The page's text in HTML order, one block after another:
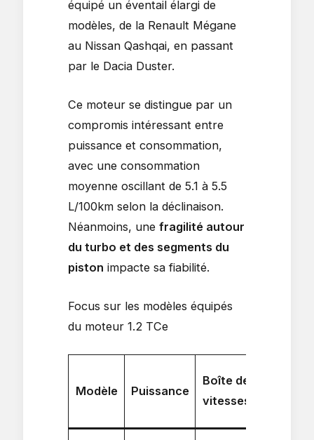
équipé un éventail élargi de
modèles, de la Renault Mégane
au Nissan Qashqai, en passant
par le Dacia Duster.
Ce moteur se distingue par un
compromis intéressant entre
puissance et consommation,
avec une consommation
moyenne oscillant de 5.1 à 5.5
L/100km selon la déclinaison.
Néanmoins, unefragilité autour
du turbo et des segments du
piston impacte sa fiabilité.
Focus sur les modèles équipés
du moteur 1.2 TCe
Modèle Puissance
Boîte de
vitesses